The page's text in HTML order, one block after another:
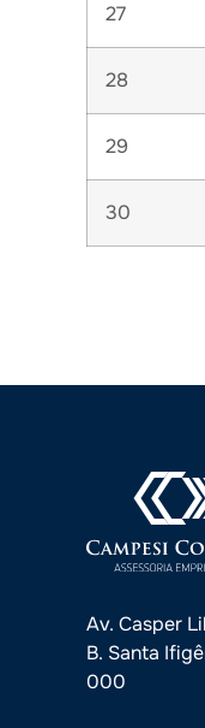
27
28
29
30
Av. Casper
B. Santa
000